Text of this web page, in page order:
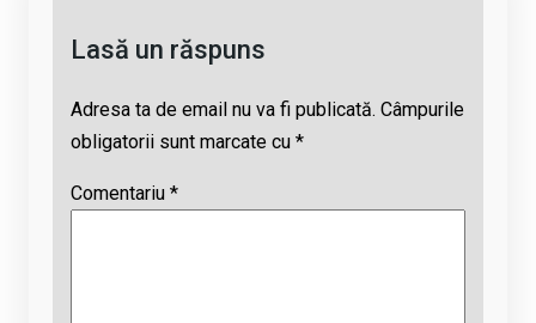
Lasă un răspuns
Adresa ta de email nu va fi publicată. Câmpurile
obligatorii sunt marcate cu *
Comentariu *